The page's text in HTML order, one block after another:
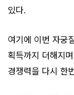
있다.
여기에 이번 자궁
획득까지 더해지
경쟁력을 다시 한